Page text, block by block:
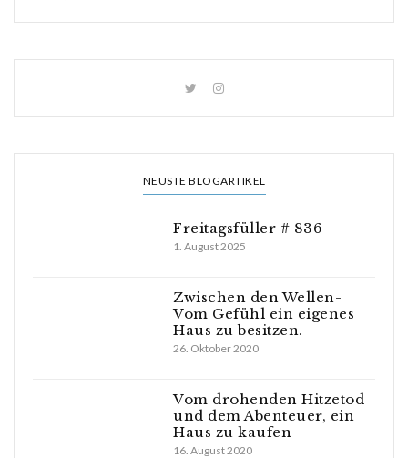
NEUSTE BLOGARTIKEL
Freitagsfüller # 836
1. August 2025
Zwischen den Wellen-
Vom Gefühl ein eigenes
Haus zu besitzen.
26. Oktober 2020
Vom drohenden Hitzetod
und dem Abenteuer, ein
Haus zu kaufen
16. August 2020